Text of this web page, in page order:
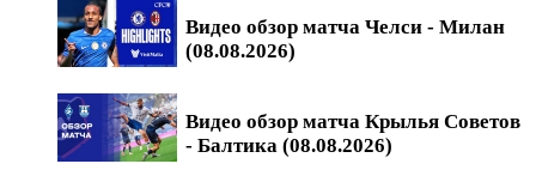
Видео обзор матча Челси - Милан
(08.08.2026)
Видео обзор матча Крылья Советов
- Балтика (08.08.2026)